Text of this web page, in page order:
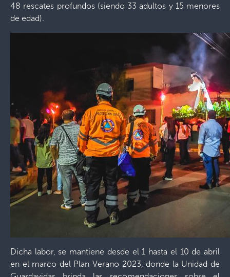
48 rescates profundos (siendo 33 adultos y 15 menores
de edad).
Dicha labor, se mantiene desde el 1 hasta el 10 de abril
en el marco del Plan Verano 2023, donde la Unidad de